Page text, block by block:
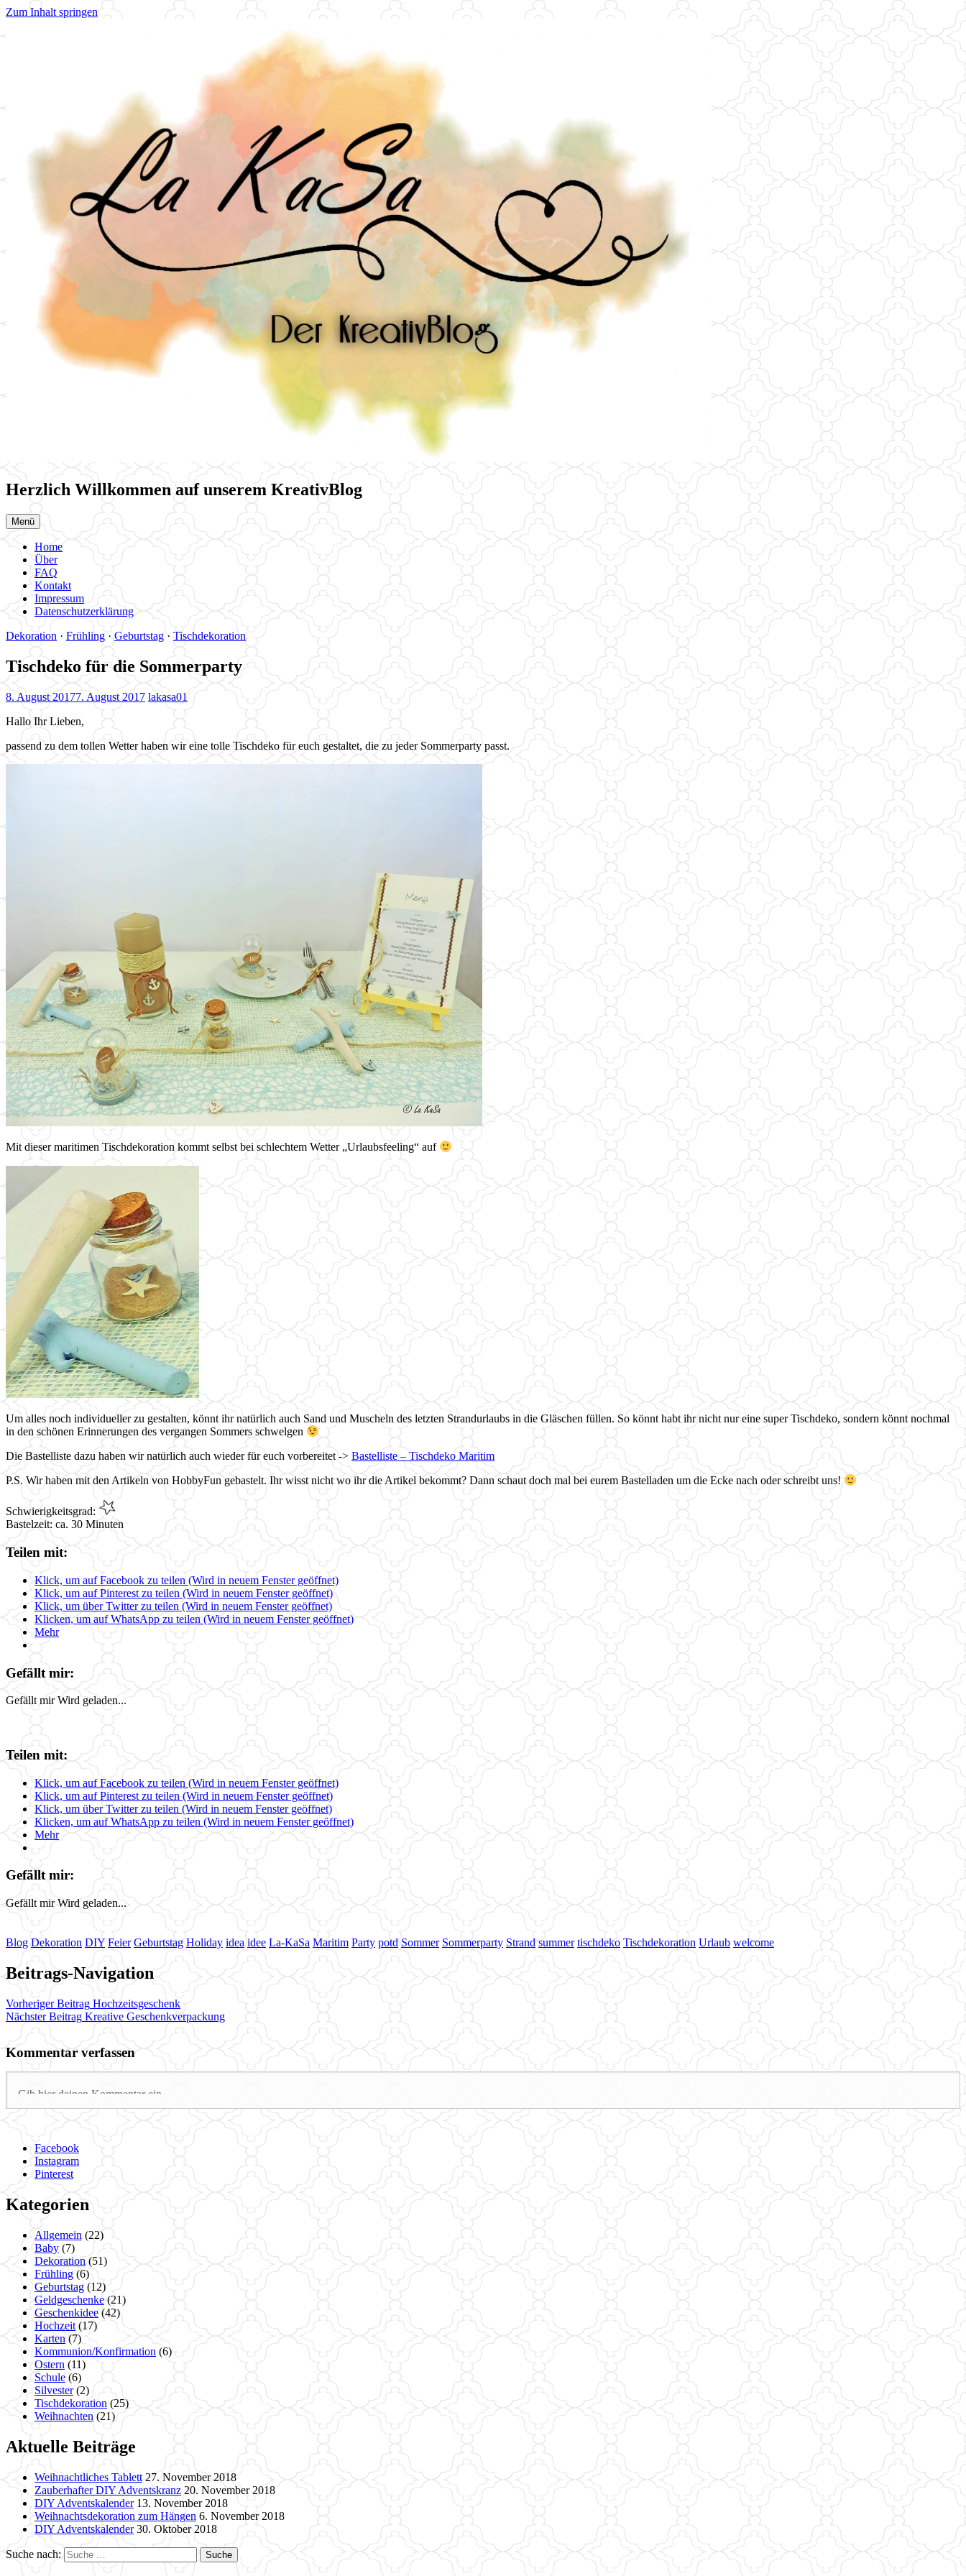
Zum Inhalt springen
Herzlich Willkommen auf unserem KreativBlog
Menü
Home
Über
FAQ
Kontakt
Impressum
Datenschutzerklärung
Dekoration · Frühling ·Geburtstag·Tischdekoration
Tischdeko für die Sommerparty
8. August 20177. August 2017 lakasa01
Hallo Ihr Lieben,
passend zu dem tollen Wetter haben wir eine tolle Tischdeko für euch gestaltet, die zu jeder Sommerparty passt.
Mit dieser maritimen Tischdekoration kommt selbst bei schlechtem Wetter „Urlaubsfeeling“ auf
Um alles noch individueller zu gestalten, könnt ihr natürlich auch Sand und Muscheln des letzten Strandurlaubs in die Gläschen füllen. So könnt habt ihr nicht nur eine super Tischdeko, sondern könnt nochmal
in den schönen Erinnerungen des vergangen Sommers schwelgen
Die Bastelliste dazu haben wir natürlich auch wieder für euch vorbereitet -> Bastelliste – Tischdeko Maritim
P.S. Wir haben mit den Artikeln von HobbyFun gebastelt. Ihr wisst nicht wo ihr die Artikel bekommt? Dann schaut doch mal bei eurem Bastelladen um die Ecke nach oder schreibt uns!
Schwierigkeitsgrad:
Bastelzeit: ca. 30 Minuten
Teilen mit:
Klick, um auf Facebook zu teilen (Wird in neuem Fenster geöffnet)
Klick, um auf Pinterest zu teilen (Wird in neuem Fenster geöffnet)
Klick, um über Twitter zu teilen (Wird in neuem Fenster geöffnet)
Klicken, um auf WhatsApp zu teilen (Wird in neuem Fenster geöffnet)
Mehr
Gefällt mir:
Gefällt mir Wird geladen...
Teilen mit:
Klick, um auf Facebook zu teilen (Wird in neuem Fenster geöffnet)
Klick, um auf Pinterest zu teilen (Wird in neuem Fenster geöffnet)
Klick, um über Twitter zu teilen (Wird in neuem Fenster geöffnet)
Klicken, um auf WhatsApp zu teilen (Wird in neuem Fenster geöffnet)
Mehr
Gefällt mir:
Gefällt mir Wird geladen...
Blog Dekoration DIY Feier Geburtstag Holiday idea idee La-KaSa Maritim Party potd Sommer Sommerparty Strand summer tischdeko Tischdekoration Urlaub welcome
Beitrags-Navigation
Vorheriger Beitrag Hochzeitsgeschenk
Nächster Beitrag Kreative Geschenkverpackung
Kommentar verfassen
Facebook
Instagram
Pinterest
Kategorien
Allgemein (22)
Baby (7)
Dekoration (51)
Frühling (6)
Geburtstag (12)
Geldgeschenke(21)
Geschenkidee(42)
Hochzeit (17)
Karten(7)
Kommunion/Konfirmation (6)
Ostern (11)
Schule (6)
Silvester(2)
Tischdekoration (25)
Weihnachten (21)
Aktuelle Beiträge
Weihnachtliches Tablett 27. November 2018
Zauberhafter DIY Adventskranz 20. November 2018
DIY Adventskalender 13. November 2018
Weihnachtsdekoration zum Hängen 6. November 2018
DIY Adventskalender 30. Oktober 2018
Suche nach: